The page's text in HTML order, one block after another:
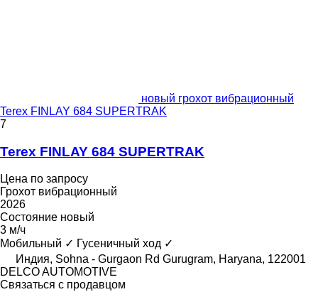
новый грохот вибрационный
Terex FINLAY 684 SUPERTRAK
7
Terex FINLAY 684 SUPERTRAK
Цена по запросу
Грохот вибрационный
2026
Состояние новый
3 м/ч
Мобильный ✓ Гусеничный ход ✓
Индия, Sohna - Gurgaon Rd Gurugram, Haryana, 122001
DELCO AUTOMOTIVE
Связаться с продавцом